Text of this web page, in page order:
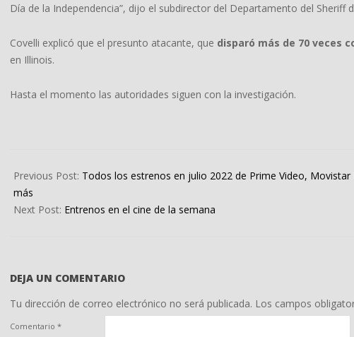
Día de la Independencia”, dijo el subdirector del Departamento del Sheriff
Covelli explicó que el presunto atacante, que disparó más de 70 veces
en Illinois.
Hasta el momento las autoridades siguen con la investigación.
07-
05
Previous Post: Todos los estrenos en julio 2022 de Prime Video, Movistar
más
Next Post: Entrenos en el cine de la semana
DEJA UN COMENTARIO
Tu dirección de correo electrónico no será publicada. Los campos
Comentario *